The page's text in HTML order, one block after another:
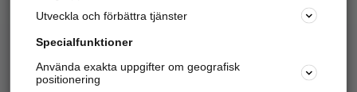
Marknadsför företaget
Kom igång och annonsera mot
Utveckla och förbättra tjänster
Specialfunktioner
Använda exakta uppgifter om geografisk
positionering